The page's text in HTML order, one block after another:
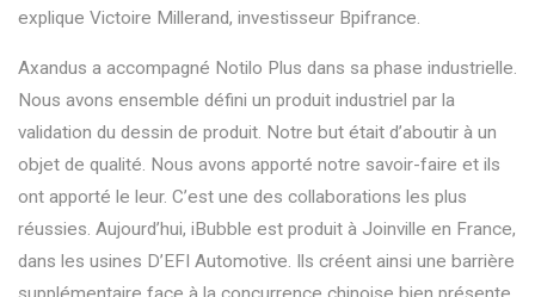
explique Victoire Millerand, investisseur Bpifrance.
Axandus a accompagné Notilo Plus dans sa phase industrielle.
Nous avons ensemble défini un produit industriel par la
validation du dessin de produit. Notre but était d’aboutir à un
objet de qualité. Nous avons apporté notre savoir-faire et ils
ont apporté le leur. C’est une des collaborations les plus
réussies. Aujourd’hui, iBubble est produit à Joinville en France,
dans les usines D’EFI Automotive. Ils créent ainsi une barrière